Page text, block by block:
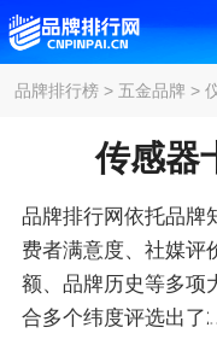
品牌排行榜> 五金品牌 >
传感器
品牌排行网依托品牌
费者满意度、社媒评
额、品牌历史等多项
合多个纬度评选出了